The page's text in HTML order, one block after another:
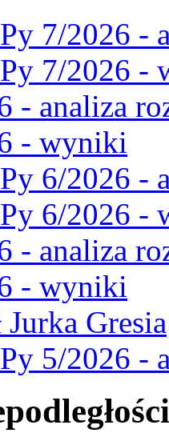
7/2026 -
7/2026 -
- analiza
- wyniki
6/2026 -
6/2026 -
- analiza
- wyniki
Gresia
5/2026 -